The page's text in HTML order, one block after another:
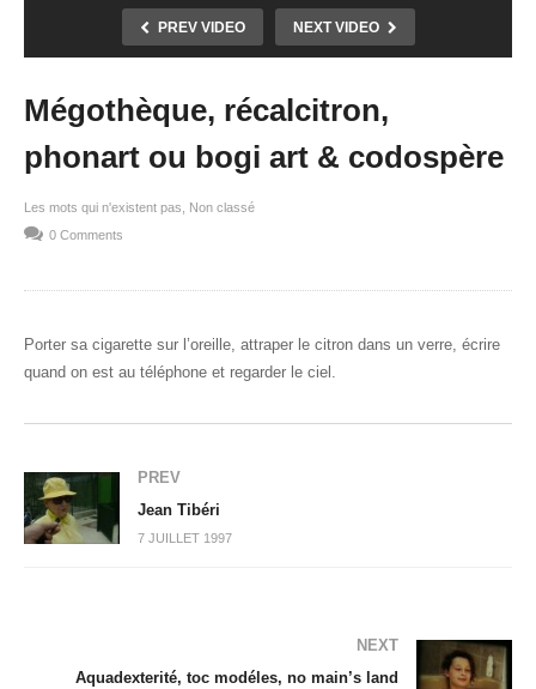
PREV VIDEO NEXT VIDEO
Mégothèque, récalcitron,
phonart ou bogi art & codospère
Les mots qui n'existent pas
Non classé
0 Comments
Porter sa cigarette sur l’oreille, attraper le citron dans un verre, écrire
quand on est au téléphone et regarder le ciel.
PREV
Jean Tibéri
7 JUILLET 1997
NEXT
Aquadexterité, toc modéles, no main’s land